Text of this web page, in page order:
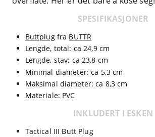
SPESIFIKASJONER
Buttplugfra BUTTR
Lengde, total: ca 24,9 cm
Lengde, stav: ca 23,8 cm
Minimal diameter: ca 5,3 cm
Maksimal diameter: ca 8,3 cm
Materiale: PVC
INKLUDERT I ESKEN
Tactical III Butt Plug